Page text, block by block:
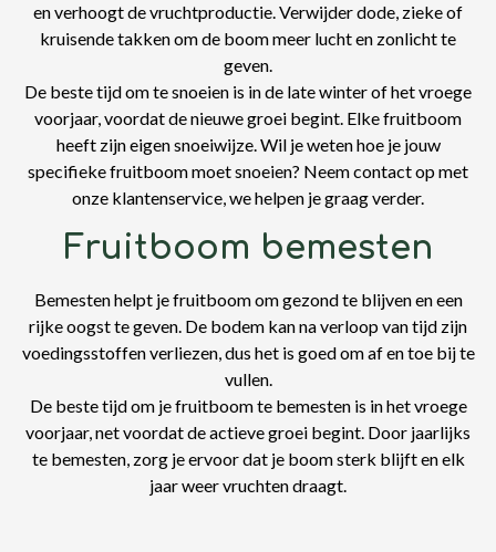
en verhoogt de vruchtproductie. Verwijder dode, zieke of
kruisende takken om de boom meer lucht en zonlicht te
geven.
De beste tijd om te snoeien is in de late winter of het vroege
voorjaar, voordat de nieuwe groei begint. Elke fruitboom
heeft zijn eigen snoeiwijze. Wil je weten hoe je jouw
specifieke fruitboom moet snoeien? Neem contact op met
onze klantenservice, we helpen je graag verder.
Fruitboom bemesten
Bemesten helpt je fruitboom om gezond te blijven en een
rijke oogst te geven. De bodem kan na verloop van tijd zijn
voedingsstoffen verliezen, dus het is goed om af en toe bij te
vullen.
De beste tijd om je fruitboom te bemesten is in het vroege
voorjaar, net voordat de actieve groei begint. Door jaarlijks
te bemesten, zorg je ervoor dat je boom sterk blijft en elk
jaar weer vruchten draagt.